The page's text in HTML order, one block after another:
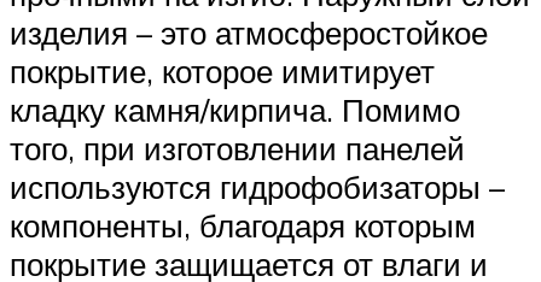
изделия – это атмосферостойкое
покрытие, которое имитирует
кладку камня/кирпича. Помимо
того, при изготовлении панелей
используются гидрофобизаторы –
компоненты, благодаря которым
покрытие защищается от влаги и